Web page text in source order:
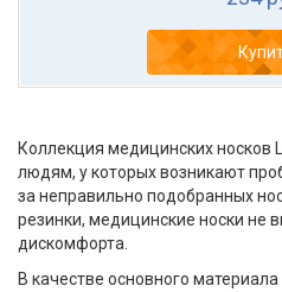
Коллекция медицинских носков
людям, у которых возникают
за неправильно подобранных
резинки, медицинские носки не
дискомфорта.
В качестве основного